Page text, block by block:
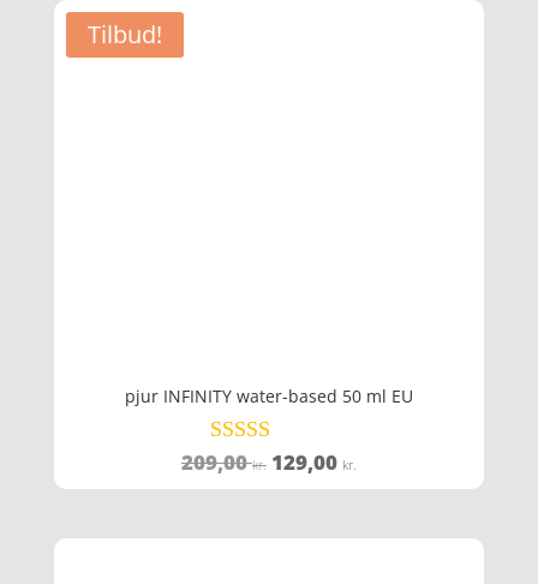
Tilbud!
pjur INFINITY water-based 50 ml EU
Vurderet
4.6
209,00kr. Den
oprindelige
129,00 kr.
aktuelle